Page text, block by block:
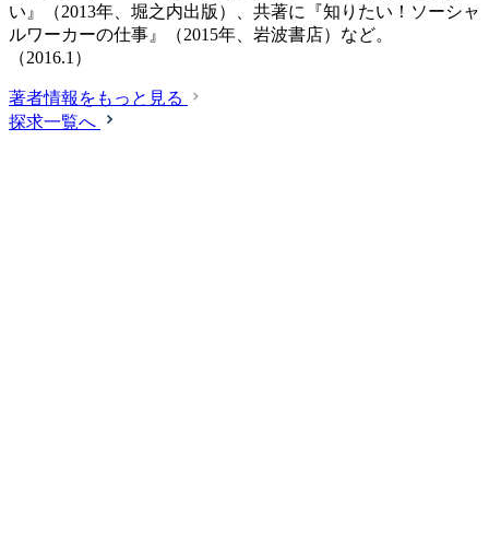
い』（2013年、堀之内出版）、共著に『知りたい！ソーシャ
ルワーカーの仕事』（2015年、岩波書店）など。
（2016.1）
著者情報をもっと見る
探求一覧へ